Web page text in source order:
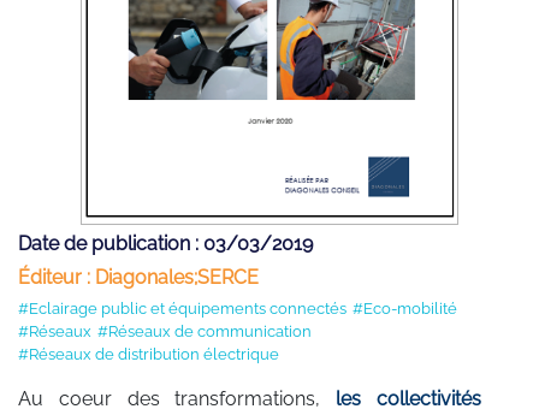
Date de publication : 03/03/2019
Éditeur : Diagonales;SERCE
#Eclairage public et équipements connectés #Eco-mobilité
#Réseaux #Réseaux de communication
#Réseaux de distribution électrique
Au coeur des transformations, les collectivités